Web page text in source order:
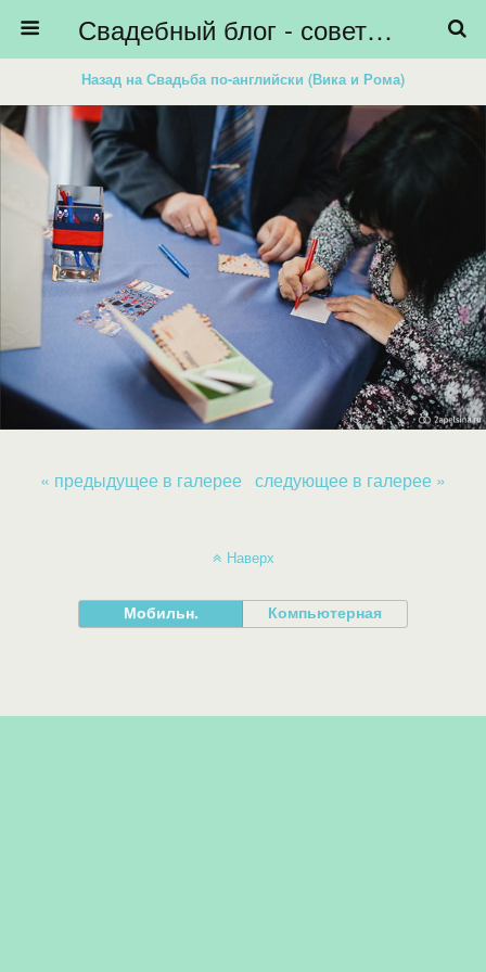
Свадебный блог - советы невестам, подготовка к свадьбе - HiBride
Назад на Свадьба по-английски (Вика и Рома)
« предыдущее в галерее следующее в галерее »
Наверх
Мобильн. Компьютерная